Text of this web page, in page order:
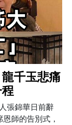
千玉悲痛
程
張錦華日前辭
師的告別式，